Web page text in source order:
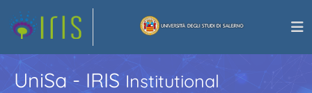
UniSa - IRISInstitutional